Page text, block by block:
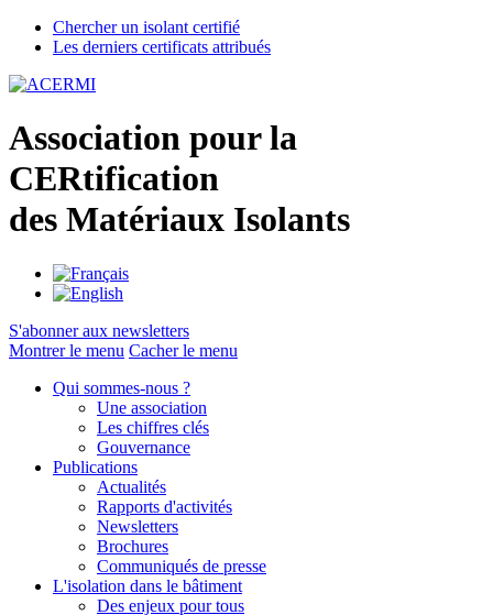
Chercher un isolant certifié
Les derniers certificats attribués
Association pour la
CERtification
des Matériaux Isolants
S'abonner aux newsletters
Montrer le menu Cacher le menu
Qui sommes-nous ?
Une association
Les chiffres clés
Gouvernance
Publications
Actualités
Rapports d'activités
Newsletters
Brochures
Communiqués de presse
L'isolation dans le bâtiment
Des enjeux pour tous